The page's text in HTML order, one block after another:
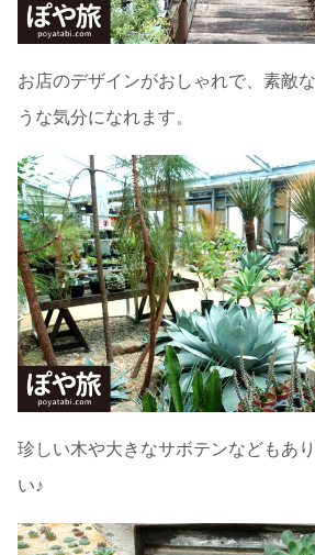
お店のデザインがおしゃれで、素敵
うな気分になれます。
珍しい木や大きなサボテンなどもあ
い♪